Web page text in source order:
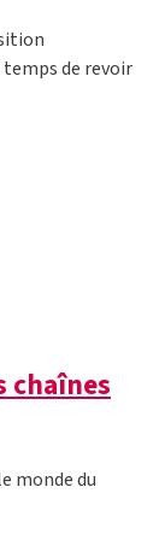
de revoir
chaînes
monde du